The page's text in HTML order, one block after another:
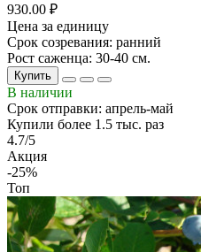
930.00 ₽
Цена за единицу
Срок созревания: ранний
Рост саженца: 30-40 см.
Купить
В наличии
Срок отправки: апрель-май
Купили более 1.5 тыс. раз
4.7/5
Акция
-25%
Топ